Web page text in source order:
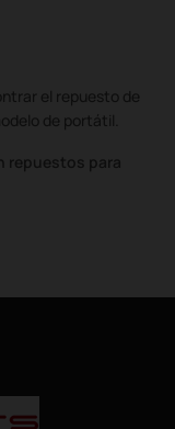
el repuesto de
de portátil.
repuestos para